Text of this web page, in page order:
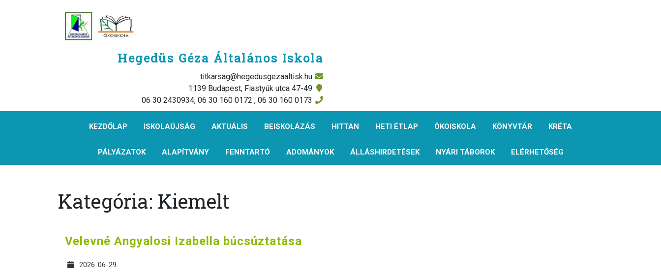
Hegedüs Géza Általános Iskola
titkarsag@hegedusgezaaltisk.hu
1139 Budapest, Fiastyúk utca 47-49
06 30 2430934, 06 30 160 0172 , 06 30 160 0173
KEZDŐLAP ISKOLAÚJSÁG AKTUÁLIS BEISKOLÁZÁS HITTAN HETI ÉTLAP ÖKOISKOLA KÖNYVTÁR KRÉTA
PÁLYÁZATOK ALAPÍTVÁNY FENNTARTÓ ADOMÁNYOK ÁLLÁSHIRDETÉSEK NYÁRI TÁBOROK ELÉRHETŐSÉG
Kategória: Kiemelt
Velevné Angyalosi Izabella búcsúztatása
2026-06-29